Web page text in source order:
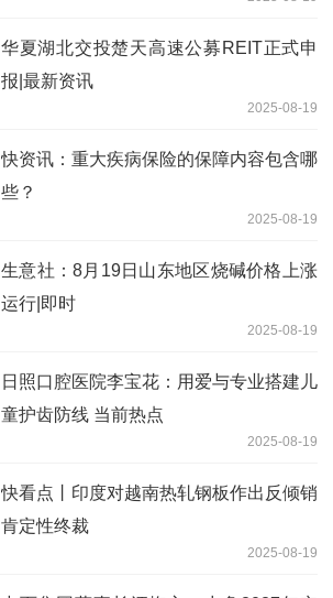
华夏湖北交投楚天高速公募REIT正式申
报|最新资讯
2025-08-19
快资讯：重大疾病保险的保障内容包含哪
些？
2025-08-19
生意社：8月19日山东地区烧碱价格上涨
运行|即时
2025-08-19
日照口腔医院李宝花：用爱与专业搭建儿
童护齿防线 当前热点
2025-08-19
快看点丨印度对越南热轧钢板作出反倾销
肯定性终裁
2025-08-19